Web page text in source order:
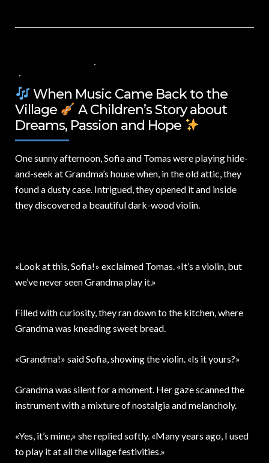
When Music Came Back to the
Village
A Children’s Story about
Dreams, Passion and Hope
One sunny afternoon,Sofia and Tomas were playing hide-
and-seek at Grandma’s house when, in the old attic, they
found a dusty case. Intrigued, they opened it and inside
they discovered a beautiful dark-wood violin.
«Look at this, Sofia!» exclaimed Tomas. «It’s a violin, but
we’ve never seen Grandma play it.»
Filled with curiosity, they ran down to the kitchen, where
Grandma was kneading sweet bread.
«Grandma!» said Sofia, showing the violin. «Is it yours?»
Grandma was silent for a moment. Her gaze scanned the
instrument with a mixture of nostalgia and melancholy.
«Yes, it’s mine,» she replied softly. «Many years ago, I used
to play it at all the village festivities.»